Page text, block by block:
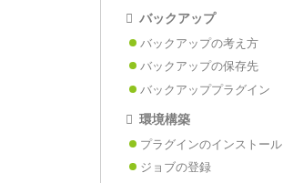
バックアップ
バックアップの考え方
バックアップの保存先
バックアッププラグイン
環境構築
プラグインのインストール
ジョブの登録